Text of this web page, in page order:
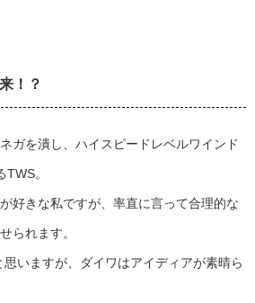
！？
ガを潰し、ハイスピードレベルワインド
。
好きな私ですが、率直に言って合理的な
られます。
いますが、ダイワはアイディアが素晴ら